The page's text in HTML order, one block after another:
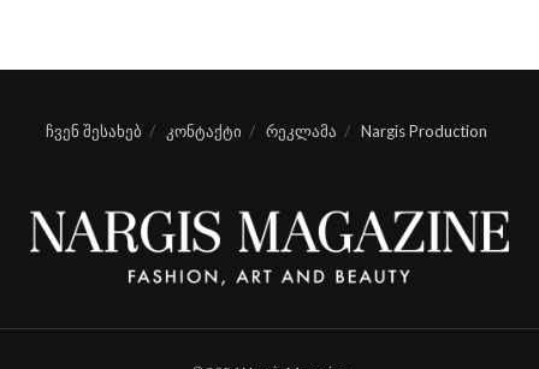
ჩვენ შესახებ კონტაქტი რეკლამა Nargis Production